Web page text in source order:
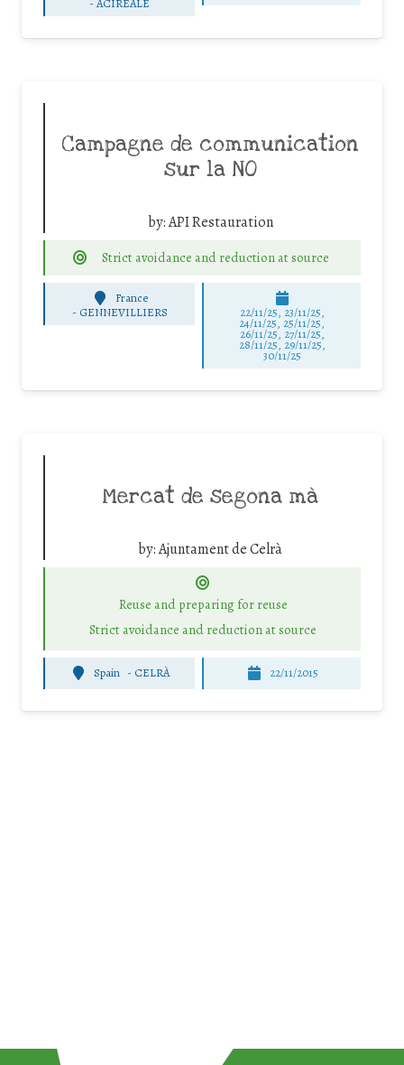
-ACIREALE
Campagne de communication
sur la NO
by:API Restauration
Strict avoidance and reduction at source
France
- GENNEVILLIERS 22/11/25, 23/11/25,
24/11/25, 25/11/25,
26/11/25, 27/11/25,
28/11/25, 29/11/25,
30/11/25
Mercat de segona mà
by:Ajuntament de Celrà
Reuse and preparing for reuse
Strict avoidance and reduction at source
Spain - CELRÀ 22/11/2015